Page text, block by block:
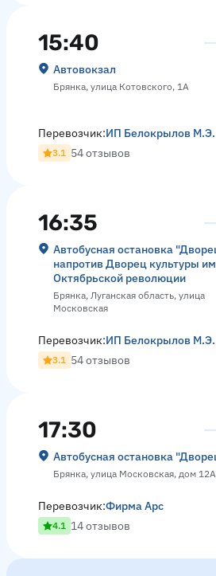
15:40
Автовокзал
Брянка, улица Котовского, 1А
Перевозчик:ИП Белокрылов М.Э.
3.1 54 отзывов
16:35
Автобусная остановка
напротив Дворец культуры
Октябрьской революции
Брянка, Луганская область, улица
Московская
Перевозчик:ИП Белокрылов М.Э.
3.1 54 отзывов
17:30
Автобусная остановка
Брянка, улица Московская, дом 12А
Перевозчик:Фирма Арс
4.1 14 отзывов